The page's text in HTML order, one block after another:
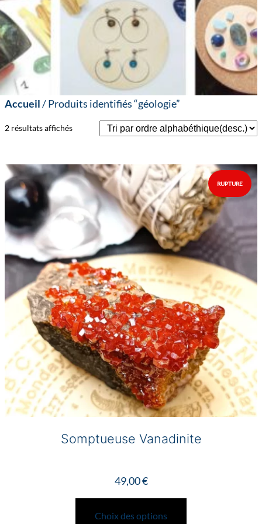
Accueil/ Produits identifiés “géologie”
2 résultats affichés
Somptueuse Vanadinite
49,00€
Choix des options
Ce